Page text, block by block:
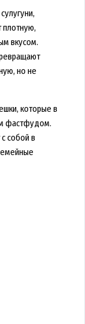
плотную,
вкусом.
но не
которые в
фастфудом.
собой в